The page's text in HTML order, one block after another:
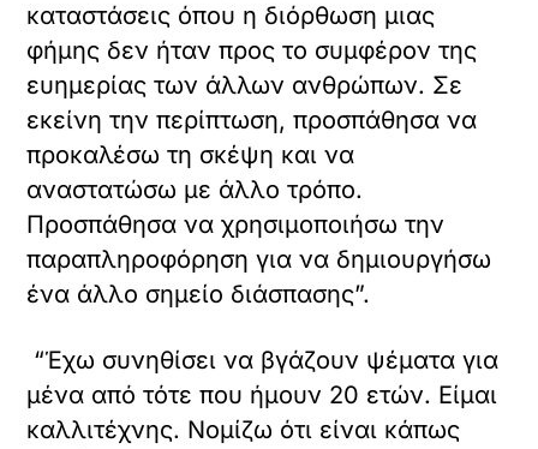
καταστάσεις όπου η διόρθωση μιας
φήμης δεν ήταν προς το συμφέρον της
ευημερίας των άλλων ανθρώπων. Σε
εκείνη την περίπτωση, προσπάθησα να
προκαλέσω τη σκέψη και να
αναστατώσω με άλλο τρόπο.
Προσπάθησα να χρησιμοποιήσω την
παραπληροφόρηση για να δημιουργήσω
ένα άλλο σημείο διάσπασης”.
“Έχω συνηθίσει να βγάζουν ψέματα για
μένα από τότε που ήμουν 20 ετών. Είμαι
καλλιτέχνης. Νομίζω ότι είναι κάπως